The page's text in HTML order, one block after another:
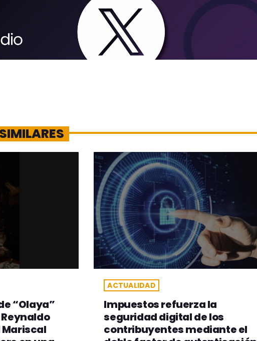
“Olaya”
Mariscal
ACTUALIDAD
Impuestos refuerza la
seguridad digital de los
contribuyentes mediante el